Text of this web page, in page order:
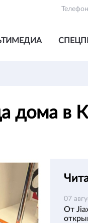
дома в
07
От